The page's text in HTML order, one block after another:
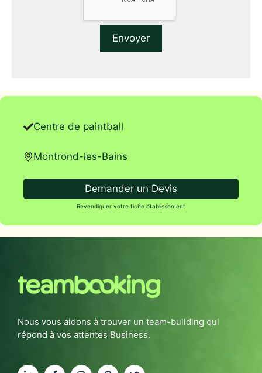
Centre de paintball
Montrond-les-Bains
Demander un Devis
Revendiquer votre fiche établissement
Nous vous aidons à trouver un team-building qui
répond à vos attentes Business.